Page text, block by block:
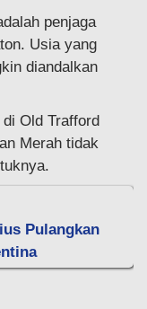
penjaga
Usia yang
diandalkan
Old Trafford
Merah tidak
Pulangkan